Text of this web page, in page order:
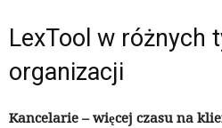
LexTool w różnych
organizacji
Kancelarie – więcej czasu na